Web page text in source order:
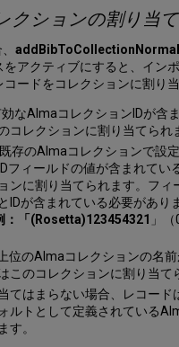
クションの割り当て
、
をアクティブにすると、イン
ードをコレクションに割り当
なAlmaコレクションIDが含
コレクションに割り当てられ
存のAlmaコレクションで設
フィールドの値が含まれてい
ンに割り当てられます。フィ
IDが含まれている必要があり
「(Rosetta)123454321 」
位のAlmaコレクションの名
このコレクションに割り当て
てはまらない場合、レコード
ルトとして定義されている
す。